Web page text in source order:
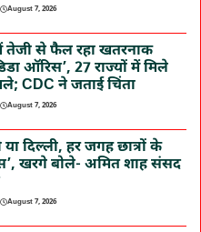
August 7, 2026
तेजी से फैल रहा खतरनाक
ऑरिस’, 27 राज्यों में मिले
CDC ने जताई चिंता
August 7, 2026
दिल्ली, हर जगह छात्रों के
खरगे बोले- अमित शाह संसद
August 7, 2026